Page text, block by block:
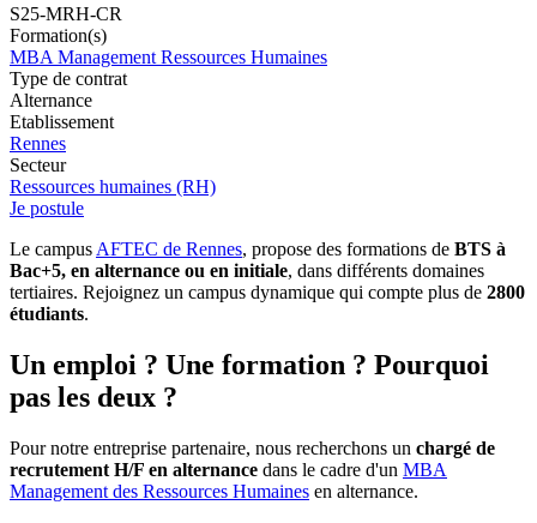
S25-MRH-CR
Formation(s)
MBA Management Ressources Humaines
Type de contrat
Alternance
Etablissement
Rennes
Secteur
Ressources humaines (RH)
Je postule
Le campusAFTEC de Rennes, propose des formations de BTS à
Bac+5, en alternance ou en initiale, dans différents domaines
tertiaires. Rejoignez un campus dynamique qui compte plus de 2800
étudiants.
Un emploi ? Une formation ? Pourquoi
pas les deux ?
Pour notre entreprise partenaire, nous recherchons un chargé de
recrutement H/F en alternance dans le cadre d'un MBA
Management des Ressources Humaines en alternance.